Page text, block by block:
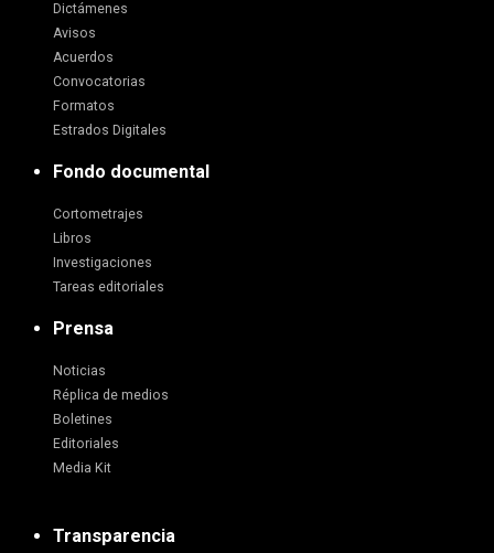
Dictámenes
Avisos
Acuerdos
Convocatorias
Formatos
Estrados Digitales
Fondo documental
Cortometrajes
Libros
Investigaciones
Tareas editoriales
Prensa
Noticias
Réplica de medios
Boletines
Editoriales
Media Kit
Transparencia